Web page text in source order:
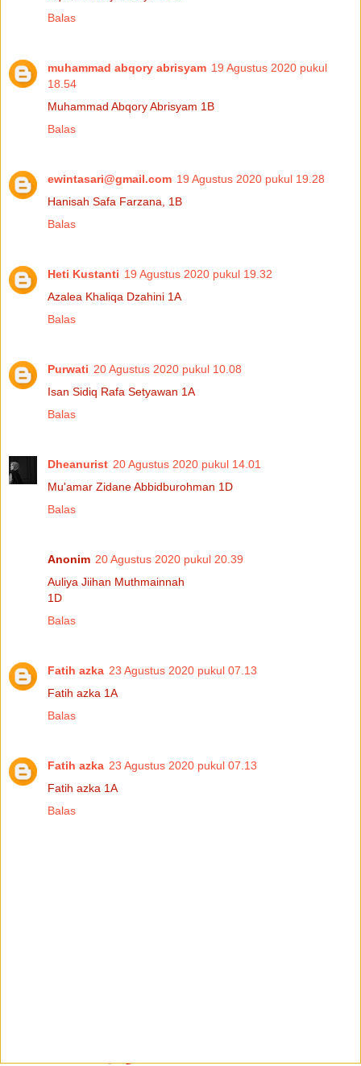
Balas
muhammad abqory abrisyam 19 Agustus 2020 pukul
18.54
Muhammad Abqory Abrisyam 1B
Balas
ewintasari@gmail.com 19 Agustus 2020 pukul 19.28
Hanisah Safa Farzana, 1B
Balas
Heti Kustanti 19 Agustus 2020 pukul 19.32
Azalea Khaliqa Dzahini 1A
Balas
Purwati 20 Agustus 2020 pukul 10.08
Isan Sidiq Rafa Setyawan 1A
Balas
Dheanurist 20 Agustus 2020 pukul 14.01
Mu'amar Zidane Abbidburohman 1D
Balas
Anonim 20 Agustus 2020 pukul 20.39
Auliya Jiihan Muthmainnah
1D
Balas
Fatih azka 23 Agustus 2020 pukul 07.13
Fatih azka 1A
Balas
Fatih azka 23 Agustus 2020 pukul 07.13
Fatih azka 1A
Balas